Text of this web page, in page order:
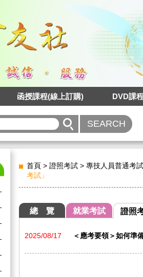
函授課程(線上訂購) DVD課
首頁 > 證照考試 > 專技人員普通考試
考試」
總 覽 就業考試 證照
2025/08/17 ＜應考要領＞如何準